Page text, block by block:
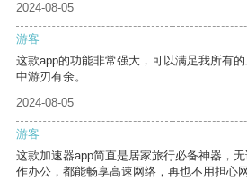
2024-08-05
游客
这款app的功能非常强大，可以满足我所有
中游刃有余。
2024-08-05
游客
这款加速器app简直是居家旅行必备神器，
作办公，都能畅享高速网络，再也不用担心